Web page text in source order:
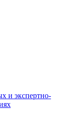
и экспертно-